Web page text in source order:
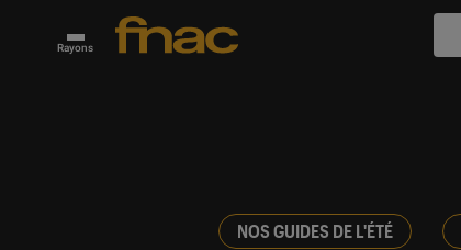
Rayons
NOS GUIDES DE L'ÉTÉ